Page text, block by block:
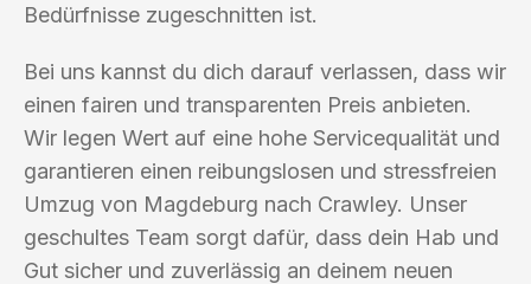
Bedürfnisse zugeschnitten ist.
Bei uns kannst du dich darauf verlassen, dass wir
einen fairen und transparenten Preis anbieten.
Wir legen Wert auf eine hohe Servicequalität und
garantieren einen reibungslosen und stressfreien
Umzug von Magdeburg nach Crawley. Unser
geschultes Team sorgt dafür, dass dein Hab und
Gut sicher und zuverlässig an deinem neuen